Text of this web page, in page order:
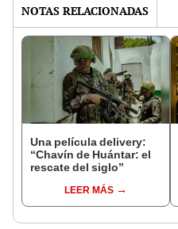
NOTAS RELACIONADAS
Una película delivery:
“Chavín de Huántar: el
rescate del siglo”
LEER MÁS